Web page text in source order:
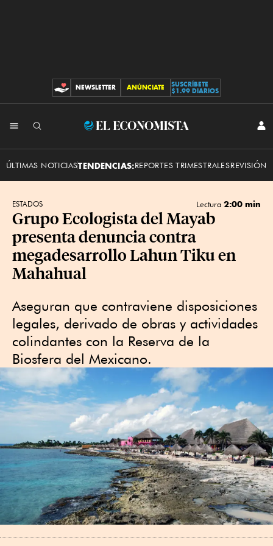
CONTRIBUCIONES
NEWSLETTER ANÚNCIATE
SUSCRÍBETE
$1.99 DIARIOS
El
ÚLTIMAS NOTICIASTENDENCIAS:REPORTES TRIMESTRALESREVISIÓN
ESTADOS Lectura 2:00 min
Grupo Ecologista del Mayab
presenta denuncia contra
megadesarrollo Lahun Tiku en
Mahahual
Aseguran que contraviene disposiciones
legales, derivado de obras y actividades
colindantes con la Reserva de la
Biosfera del Mexicano.